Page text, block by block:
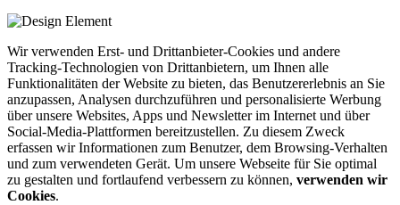
Wir verwenden Erst- und Drittanbieter-Cookies und andere
Tracking-Technologien von Drittanbietern, um Ihnen alle
Funktionalitäten der Website zu bieten, das Benutzererlebnis an Sie
anzupassen, Analysen durchzuführen und personalisierte Werbung
über unsere Websites, Apps und Newsletter im Internet und über
Social-Media-Plattformen bereitzustellen. Zu diesem Zweck
erfassen wir Informationen zum Benutzer, dem Browsing-Verhalten
und zum verwendeten Gerät. Um unsere Webseite für Sie optimal
zu gestalten und fortlaufend verbessern zu können, verwenden wir
Cookies.